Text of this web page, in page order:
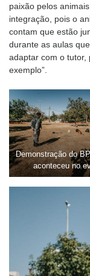
paixão pelos
integração, pois o
contam que estão
durante as aulas
adaptar com o tutor,
exemplo”.
Demonstração do
aconteceu no